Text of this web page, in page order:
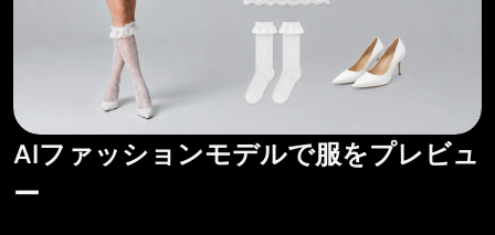
AIファッションモデルで服をプレビュ
ー